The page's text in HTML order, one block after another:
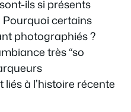
ils si présents
certains
photographiés ?
très “so
à l’histoire récente